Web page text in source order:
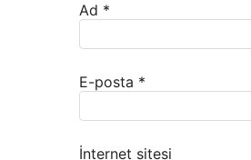
Ad *
E-posta *
İnternet sitesi